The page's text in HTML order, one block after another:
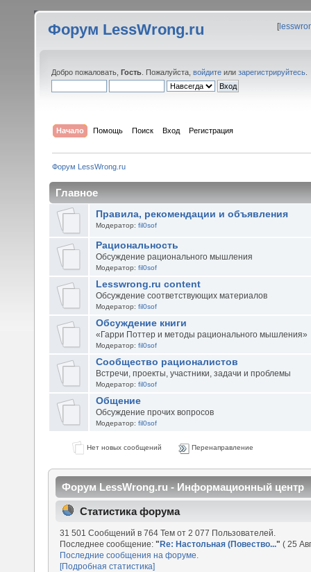
Форум LessWrong.ru [
Добро пожаловать, Гость . Пожалуйста, войдите или зарегистрируйтесь
Начало Помощь Поиск Вход Регистрация
Форум LessWrong.ru
Главное
Правила, рекомендации и объявления
Модератор: fil0sof
Рациональность
Обсуждение рационального мышления
Модератор: fil0sof
Lesswrong.ru content
Обсуждение соответствующих материалов
Модератор: fil0sof
Обсуждение книги
«Гарри Поттер и методы рационального мышления»
Модератор: fil0sof
Сообщество рационалистов
Встречи, проекты, участники, задачи и проблемы
Модератор: fil0sof
Общение
Обсуждение прочих вопросов
Модератор: fil0sof
Нет новых сообщений Перенаправление
Форум LessWrong.ru - Информационный центр
Статистика форума
31 501 Сообщений в 764 Тем от 2 077 Пользователей.
Последнее сообщение:"Re: Настольная (Повество..." ( 25
Последние сообщения на форуме.
[Подробная статистика]